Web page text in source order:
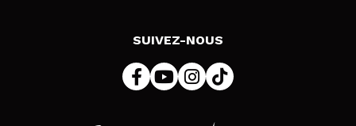
SUIVEZ-NOUS